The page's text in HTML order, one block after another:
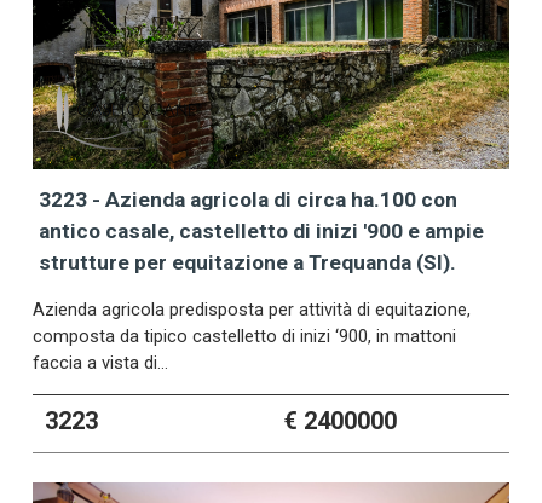
3223 - Azienda agricola di circa ha.100 con
antico casale, castelletto di inizi '900 e ampie
strutture per equitazione a Trequanda (SI).
Azienda agricola predisposta per attività di equitazione,
composta da tipico castelletto di inizi ‘900, in mattoni
faccia a vista di…
3223 € 2400000